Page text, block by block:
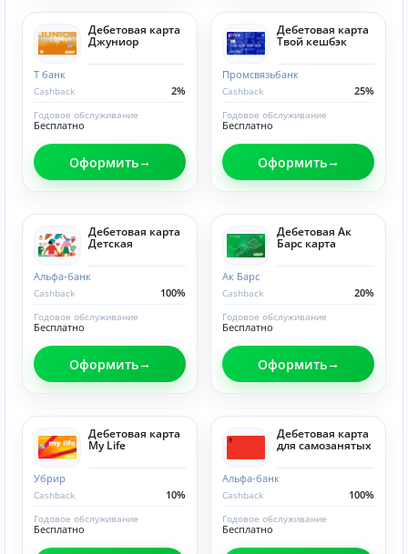
Дебетовая карта
Джуниор
Т банк
2%
Cashback
Бесплатно
Годовое обслуживание
Оформить
Дебетовая карта
Твой кешбэк
Промсвязьбанк
25%
Cashback
Бесплатно
Годовое обслуживание
Оформить
Дебетовая карта
Детская
Альфа-банк
100%
Cashback
Бесплатно
Годовое обслуживание
Оформить
Дебетовая Ак
Барс карта
Ак Барс
20%
Cashback
Бесплатно
Годовое обслуживание
Оформить
Дебетовая карта
My Life
Убрир
10%
Cashback
Бесплатно
Годовое обслуживание
Дебетовая карта
для самозанятых
Альфа-банк
100%
Cashback
Бесплатно
Годовое обслуживание